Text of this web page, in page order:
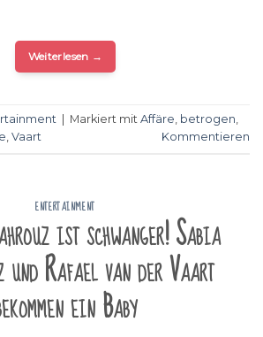
Weiterlesen →
Markiert mit Affäre betrogen
Vaart Kommentieren
ENTERTAINMENT
ist schwanger! Sabia
und Rafael van der Vaart
ein Baby